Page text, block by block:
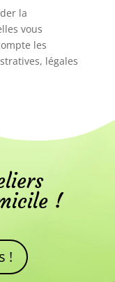
la
vous
les
légales
!
!